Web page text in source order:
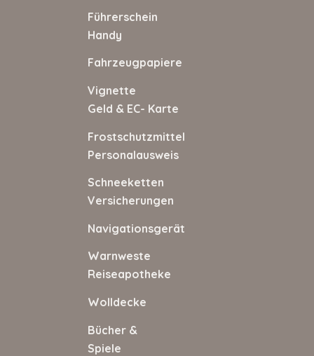
Handy
Fahrzeugpapiere
Geld & EC- Karte
Personalausweis
Versicherungen
Navigationsgerät
Reiseapotheke
Wolldecke
Bücher &
Spiele